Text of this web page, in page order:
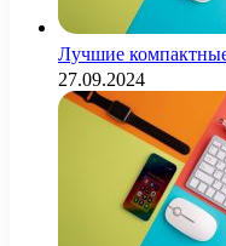
Лучшие
27.09.2024